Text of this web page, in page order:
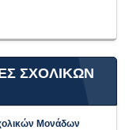
ΣΧΟΛΙΚΩΝ
Σχολικών Μονάδων